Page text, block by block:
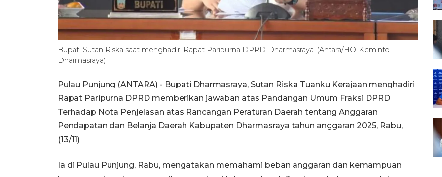
Bupati Sutan Riska saat menghadiri Rapat Paripurna DPRD Dharmasraya. (Antara/HO-Kominfo
Dharmasraya)
Pulau Punjung (ANTARA) - Bupati Dharmasraya, Sutan Riska Tuanku Kerajaan menghadiri
Rapat Paripurna DPRD memberikan jawaban atas Pandangan Umum Fraksi DPRD
Terhadap Nota Penjelasan atas Rancangan Peraturan Daerah tentang Anggaran
Pendapatan dan Belanja Daerah Kabupaten Dharmasraya tahun anggaran 2025, Rabu,
(13/11)
Ia di Pulau Punjung, Rabu, mengatakan memahami beban anggaran dan kemampuan